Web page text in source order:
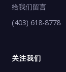
给我们留言
(403) 618-8778
关注我们